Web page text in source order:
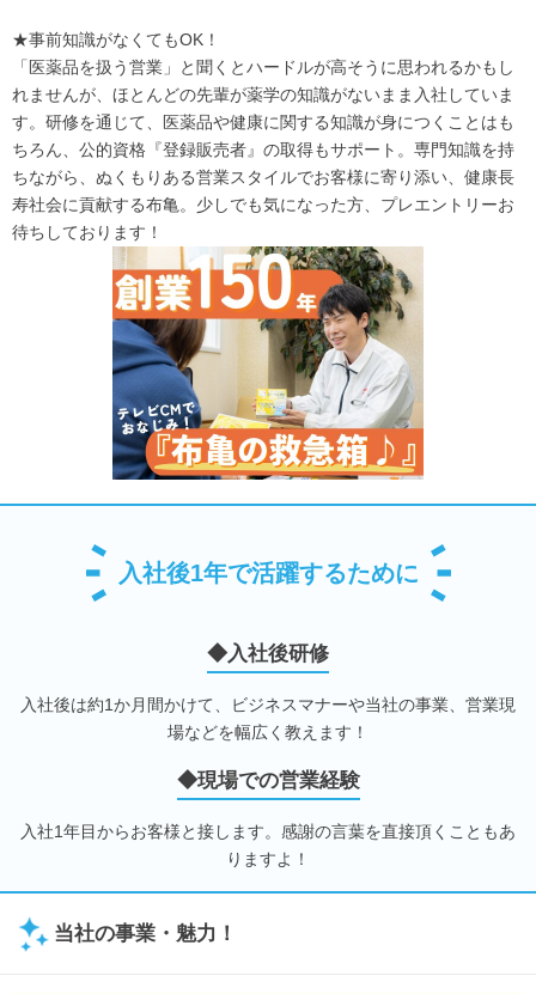
★事前知識がなくてもOK！
「医薬品を扱う営業」と聞くとハードルが高そうに思われるかもし
れませんが、ほとんどの先輩が薬学の知識がないまま入社していま
す。研修を通じて、医薬品や健康に関する知識が身につくことはも
ちろん、公的資格『登録販売者』の取得もサポート。専門知識を持
ちながら、ぬくもりある営業スタイルでお客様に寄り添い、健康長
寿社会に貢献する布亀。少しでも気になった方、プレエントリーお
待ちしております！
入社後1年で活躍するために
◆入社後研修
入社後は約1か月間かけて、ビジネスマナーや当社の事業、営業現
場などを幅広く教えます！
◆現場での営業経験
入社1年目からお客様と接します。感謝の言葉を直接頂くこともあ
りますよ！
当社の事業・魅力！